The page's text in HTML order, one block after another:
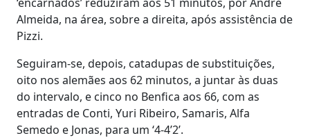
Almeida, na área, sobre a direita, após assistência de
Pizzi.
Seguiram-se, depois, catadupas de substituições,
oito nos alemães aos 62 minutos, a juntar às duas
do intervalo, e cinco no Benfica aos 66, com as
entradas de Conti, Yuri Ribeiro, Samaris, Alfa
Semedo e Jonas, para um ‘4-4’2’.